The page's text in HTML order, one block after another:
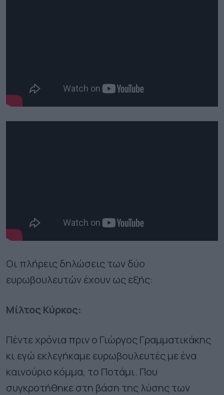
Οι πλήρεις δηλώσεις των δύο
ευρωβουλευτών έχουν ως εξής:
Μίλτος Κύρκος:
Πέντε χρόνια πριν ο Γιώργος Γραμματικάκης
κι εγώ εκλεγήκαμε ευρωβουλευτές με ένα
καινούριο κόμμα, το Ποτάμι. Που
συγκροτήθηκε στη βάση της λύσης των